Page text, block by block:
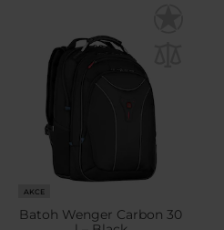
AKCE
Batoh Wenger Carbon 30